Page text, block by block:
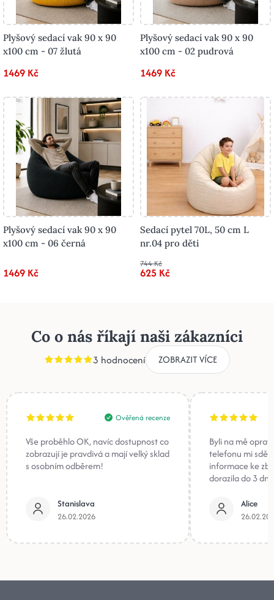
Plyšový sedací vak 90 x 90
x100 cm - 07 žlutá
1469 Kč
Plyšový sedací vak 90 x 90
x100 cm - 02 pudrová
1469 Kč
Plyšový sedací vak 90 x 90
x100 cm - 06 černá
1469 Kč
Sedací pytel 70L, 50 cm L
nr.04 pro děti
744 Kč
625 Kč
Co o nás říkají naši zákazníci
3 hodnocení ZOBRAZIT VÍCE
Ověřená recenze
Vše proběhlo OK, navíc dostupnost co
zobrazují je pravdivá a mají velký sklad
s osobním odběrem!
Stanislava
26.02.2026
Byli na mě
telefonu mi
informace ke
dorazila do 3
Alice